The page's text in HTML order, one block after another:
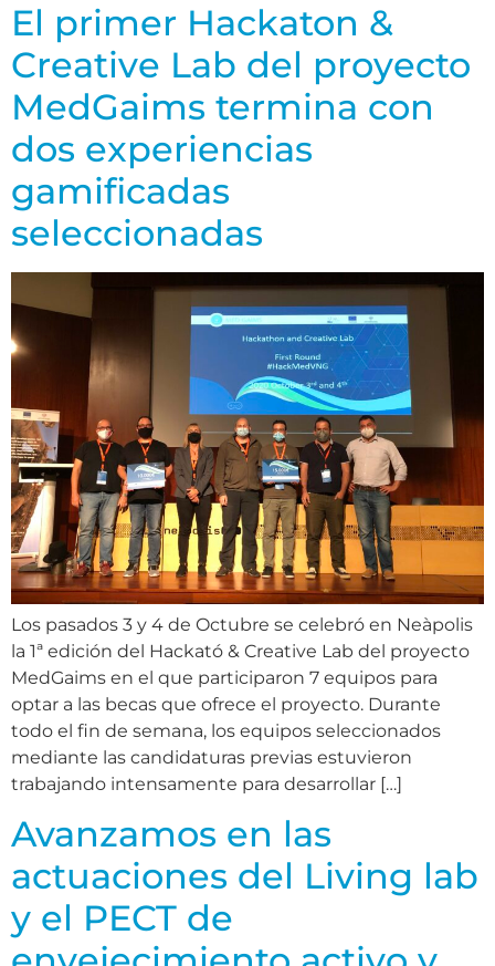
El primer Hackaton &
Creative Lab del proyecto
MedGaims termina con
dos experiencias
gamificadas
seleccionadas
Los pasados 3 y 4 de Octubre se celebró en Neàpolis
la 1ª edición del Hackató & Creative Lab del proyecto
MedGaims en el que participaron 7 equipos para
optar a las becas que ofrece el proyecto. Durante
todo el fin de semana, los equipos seleccionados
mediante las candidaturas previas estuvieron
trabajando intensamente para desarrollar […]
Avanzamos en las
actuaciones del Living lab
y el PECT de